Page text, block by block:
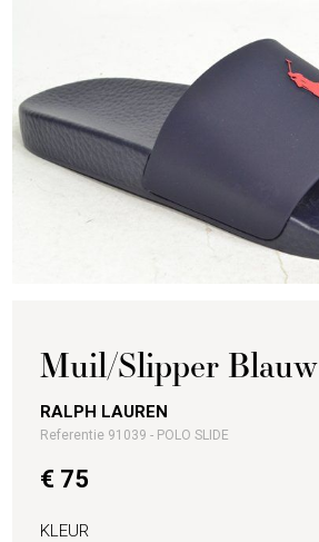
Muil/Slipper Blauw
RALPH LAUREN
Referentie 91039 - POLO SLIDE
€ 75
KLEUR